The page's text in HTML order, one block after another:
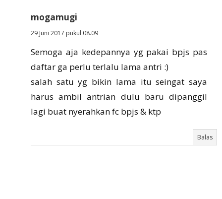
mogamugi
29 Juni 2017 pukul 08.09
Semoga aja kedepannya yg pakai bpjs pas
daftar ga perlu terlalu lama antri :)
salah satu yg bikin lama itu seingat saya
harus ambil antrian dulu baru dipanggil
lagi buat nyerahkan fc bpjs & ktp
Balas